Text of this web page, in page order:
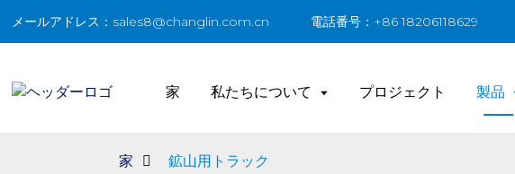
メールアドレス：sales8@changlin.com.cn 電話番号：+86 18206118629
家 私たちについて プロジェクト 製品
家 鉱山用トラック